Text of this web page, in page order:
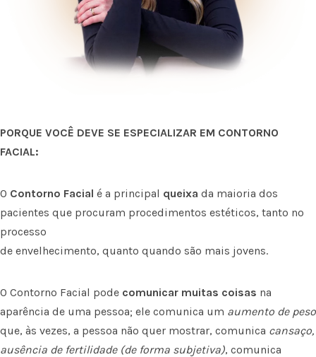
PORQUE VOCÊ DEVE SE ESPECIALIZAR EM CONTORNO
FACIAL:
O Contorno Facial é a principal queixa da maioria dos
pacientes que procuram procedimentos estéticos, tanto no
processo
de envelhecimento, quanto quando são mais jovens.
O Contorno Facial pode comunicar muitas coisas na
aparência de uma pessoa; ele comunica um aumento de peso
que, às vezes, a pessoa não quer mostrar, comunica cansaço,
ausência de fertilidade (de forma subjetiva), comunica